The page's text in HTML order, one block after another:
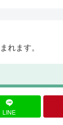
れます。
LINE